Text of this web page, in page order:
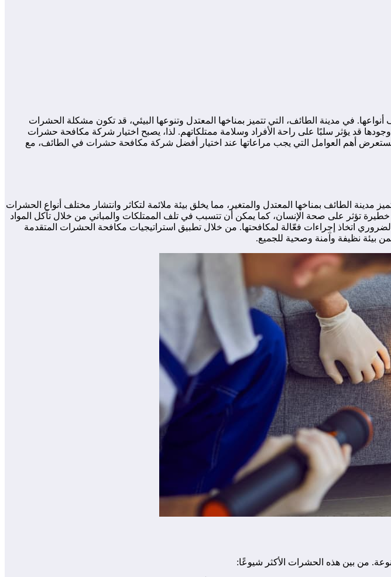
في مدينة الطائف، التي تتميز بمناخها المعتدل وتنوعها البيئي، قد تكون مشكلة الحشرات
قد يؤثر سلبًا على راحة الأفراد وسلامة ممتلكاتهم. لذا، يصبح اختيار شركة مكافحة حشرات
أهم العوامل التي يجب مراعاتها عند اختيار أفضل شركة مكافحة حشرات في الطائف، مع
الطائف بمناخها المعتدل والمتغير، مما يخلق بيئة ملائمة لتكاثر وانتشار مختلف أنواع الحشرات
تؤثر على صحة الإنسان، كما يمكن أن تتسبب في تلف الممتلكات والمباني من خلال تآكل المواد
اتخاذ إجراءات فعّالة لمكافحتها. من خلال تطبيق استراتيجيات مكافحة الحشرات المتقدمة
بيئة نظيفة وآمنة وصحية للجميع.
من بين هذه الحشرات الأكثر شيوعًا: